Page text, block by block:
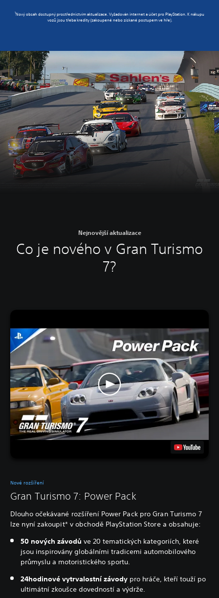
1Nový obsah dostupný prostřednictvím aktualizace. Vyžadován internet a účet pro PlayStation. K nákupu
vozů jsou třeba kredity (zakoupené nebo získané postupem ve hře).
Nejnovější aktualizace
Co je nového v Gran Turismo
7?
Nové rozšíření
Gran Turismo 7: Power Pack
Dlouho očekávané rozšíření Power Pack pro Gran Turismo 7
lze nyní zakoupit* v obchodě PlayStation Store a obsahuje:
50 nových závodů ve 20 tematických kategoriích, které
jsou inspirovány globálními tradicemi automobilového
průmyslu a motoristického sportu.
24hodinové vytrvalostní závody pro hráče, kteří touží po
ultimátní zkoušce dovedností a výdrže.